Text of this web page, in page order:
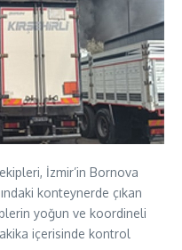
İzmir’in Bornova
konteynerde çıkan
yoğun ve koordineli
içerisinde kontrol